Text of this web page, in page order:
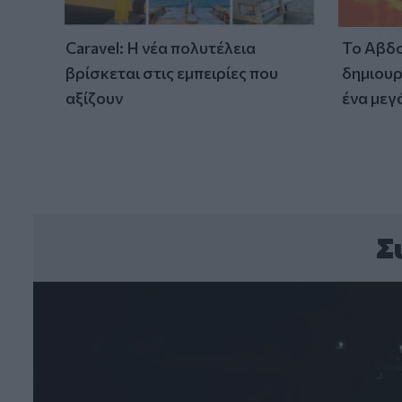
Caravel: Η νέα πολυτέλεια
βρίσκεται στις εμπειρίες που
αξίζουν
Το
ένα